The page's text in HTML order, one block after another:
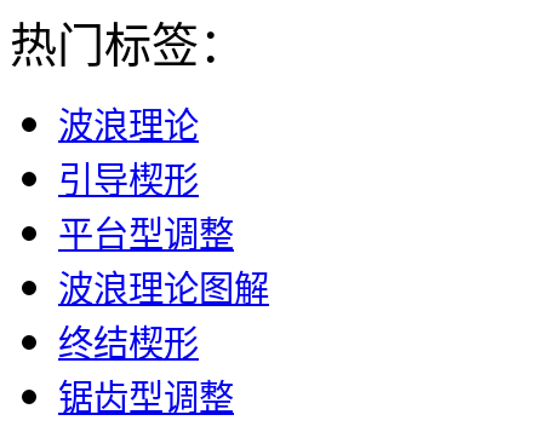
热门标签：
波浪理论
引导楔形
平台型调整
波浪理论图解
终结楔形
锯齿型调整